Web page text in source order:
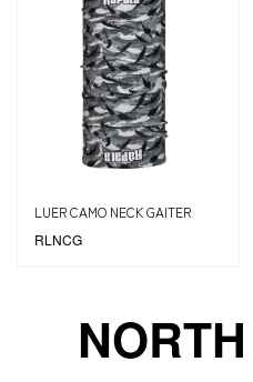
LUER CAMO NECK GAITER
RLNCG